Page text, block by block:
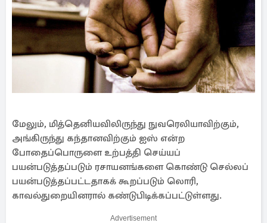
மேலும், மித்தெனியவிலிருந்து நுவரெலியாவிற்கும்,
அங்கிருந்து கந்தானவிற்கும் ஐஸ் என்ற
போதைப்பொருளை உற்பத்தி செய்யப்
பயன்படுத்தப்படும் ரசாயனங்களை கொண்டு செல்லப்
பயன்படுத்தப்பட்டதாகக் கூறப்படும் லொரி,
காவல்துறையினரால் கண்டுபிடிக்கப்பட்டுள்ளது.
Advertisement